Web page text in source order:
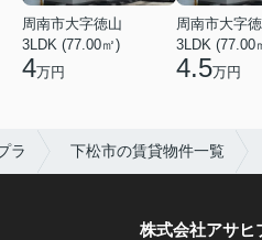
周南市大字徳山
3LDK (77.00㎡)
4万円
周南市大字
3LDK (77.00
4.5万円
ラ 下松市の賃貸物件一覧
株式会社アサヒ